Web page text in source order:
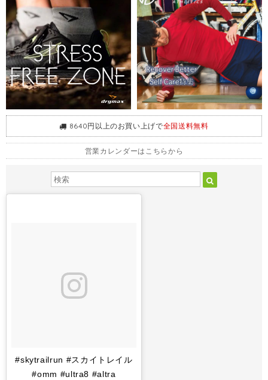
8640円以上のお買い上げで全国送料無料
営業カレンダーはこちらから
#skytrailrun #スカイトレイル
#omm #ultra8 #altra